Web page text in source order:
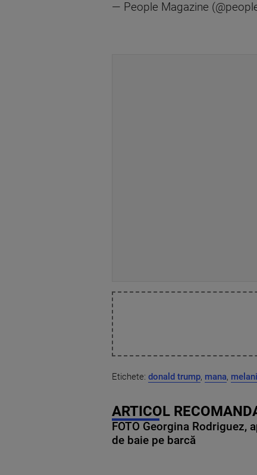
— People Magazine
Etichete: donald trump, mana,
ARTICOL
FOTO Georgina
de baie pe barcă